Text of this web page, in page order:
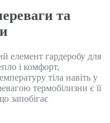
та
елемент гардеробу для
і комфорт,
тіла навіть у
термобілизни є її
запобігає